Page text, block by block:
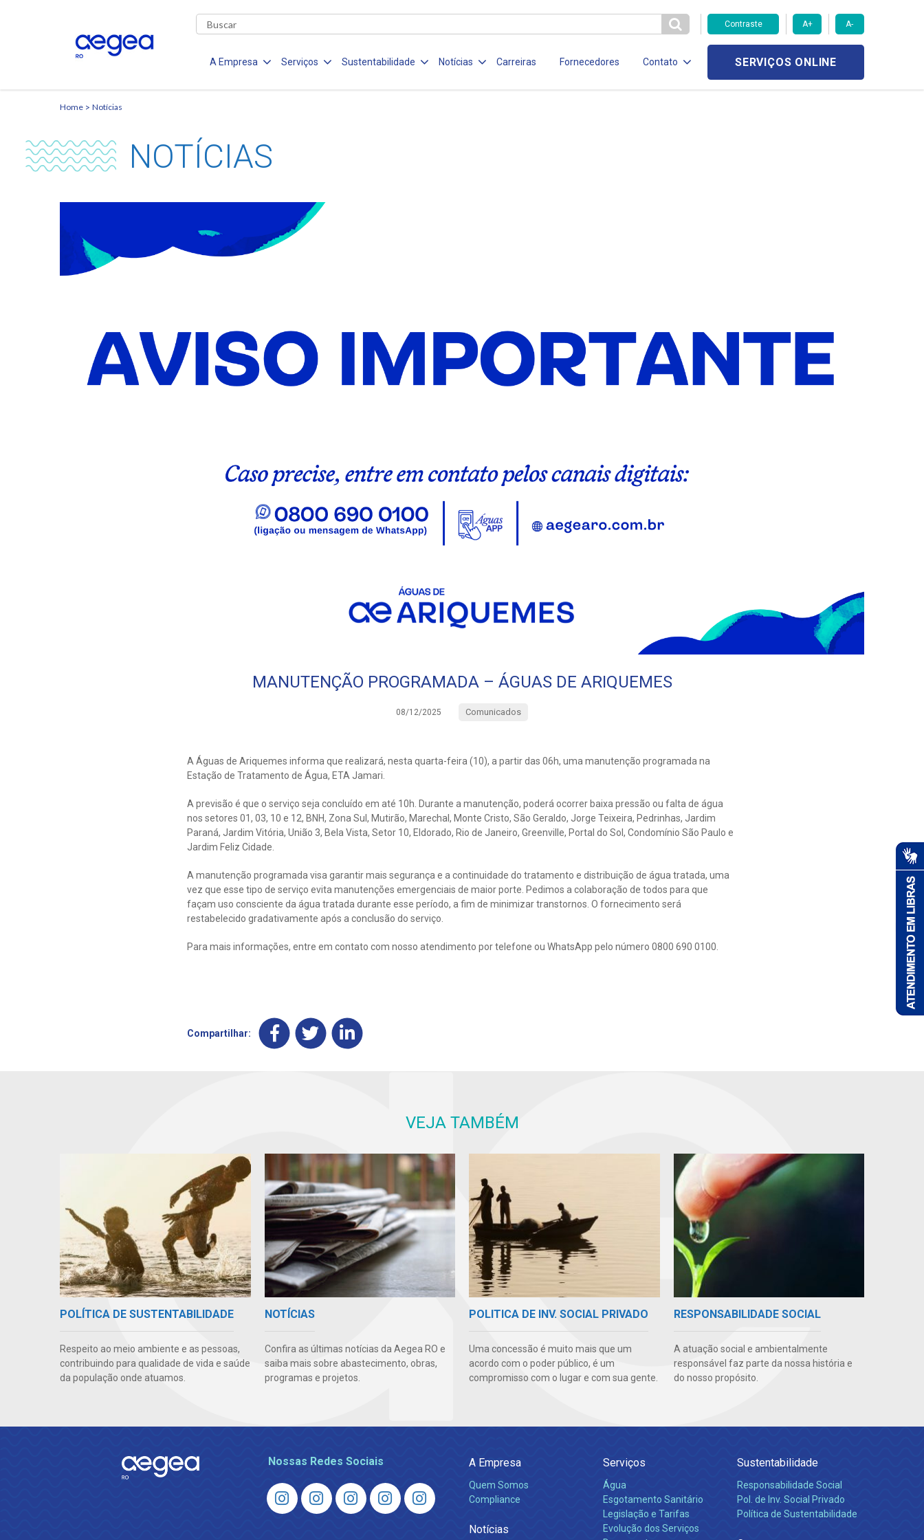
Contraste A+ A-
A Empresa Serviços Sustentabilidade Notícias Carreiras Fornecedores Contato SERVIÇOS ONLINE
Home Notícias
NOTÍCIAS
MANUTENÇÃO PROGRAMADA – ÁGUAS DE ARIQUEMES
08/12/2025 Comunicados
A Águas de Ariquemes informa que realizará, nesta quarta-feira (10), a partir das 06h, uma manutenção programada na
Estação de Tratamento de Água, ETA Jamari.
A previsão é que o serviço seja concluído em até 10h. Durante a manutenção, poderá ocorrer baixa pressão ou falta de água
nos setores 01, 03, 10 e 12, BNH, Zona Sul, Mutirão, Marechal, Monte Cristo, São Geraldo, Jorge Teixeira, Pedrinhas, Jardim
Paraná, Jardim Vitória, União 3, Bela Vista, Setor 10, Eldorado, Rio de Janeiro, Greenville, Portal do Sol, Condomínio São Paulo e
Jardim Feliz Cidade.
A manutenção programada visa garantir mais segurança e a continuidade do tratamento e distribuição de água tratada, uma
vez que esse tipo de serviço evita manutenções emergenciais de maior porte. Pedimos a colaboração de todos para que
façam uso consciente da água tratada durante esse período, a fim de minimizar transtornos. O fornecimento será
restabelecido gradativamente após a conclusão do serviço.
Para mais informações, entre em contato com nosso atendimento por telefone ou WhatsApp pelo número 0800 690 0100.
Compartilhar:
VEJA TAMBÉM
POLÍTICA DE SUSTENTABILIDADE
Respeito ao meio ambiente e as pessoas,
contribuindo para qualidade de vida e saúde
da população onde atuamos.
NOTÍCIAS
Confira as últimas notícias da Aegea RO e
saiba mais sobre abastecimento, obras,
programas e projetos.
POLITICA DE INV. SOCIAL PRIVADO
Uma concessão é muito mais que um
acordo com o poder público, é um
compromisso com o lugar e com sua gente.
RESPONSABILIDADE SOCIAL
A atuação social e ambientalmente
responsável faz parte da nossa história e
do nosso propósito.
Nossas Redes Sociais A Empresa
Quem Somos
Compliance
Notícias
Serviços
Água
Esgotamento Sanitário
Legislação e Tarifas
Evolução dos Serviços
Sustentabilidade
Responsabilidade Social
Pol. de Inv. Social Privado
Política de Sustentabilidade